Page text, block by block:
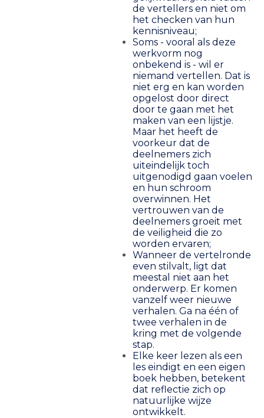
de vertellers en niet om
het checken van hun
kennisniveau;
Soms - vooral als deze
werkvorm nog
onbekend is - wil er
niemand vertellen. Dat is
niet erg en kan worden
opgelost door direct
door te gaan met het
maken van een lijstje.
Maar het heeft de
voorkeur dat de
deelnemers zich
uiteindelijk toch
uitgenodigd gaan voelen
en hun schroom
overwinnen. Het
vertrouwen van de
deelnemers groeit met
de veiligheid die zo
worden ervaren;
Wanneer de vertelronde
even stilvalt, ligt dat
meestal niet aan het
onderwerp. Er komen
vanzelf weer nieuwe
verhalen. Ga na één of
twee verhalen in de
kring met de volgende
stap.
Elke keer lezen als een
les eindigt en een eigen
boek hebben, betekent
dat reflectie zich op
natuurlijke wijze
ontwikkelt.